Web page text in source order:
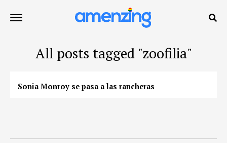
All posts tagged "zoofilia"
Sonia Monroy se pasa a las rancheras